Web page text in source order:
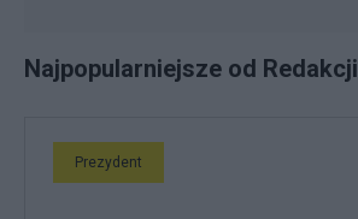
Najpopularniejsze od Redakcji
Prezydent